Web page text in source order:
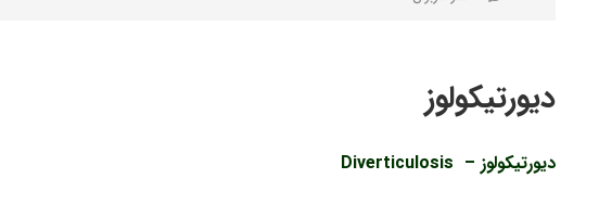
دیورتیکولوز
دیورتیکولوز – Diverticulosis